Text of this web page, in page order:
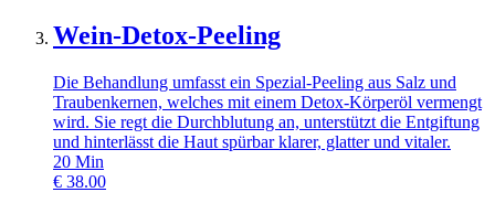
Wein-Detox-Peeling
Die Behandlung umfasst ein Spezial-Peeling aus Salz und
Traubenkernen, welches mit einem Detox-Körperöl vermengt
wird. Sie regt die Durchblutung an, unterstützt die Entgiftung
und hinterlässt die Haut spürbar klarer, glatter und vitaler.
20 Min
€ 38.00